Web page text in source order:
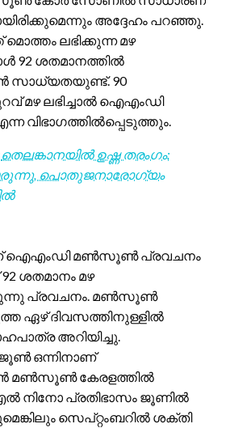
അദ്ദേഹം പറഞ്ഞു.
ലഭിക്കുന്ന മഴ
92 ശതമാനത്തിൽ
സാധ്യതയുണ്ട്. 90
മഴ ലഭിച്ചാൽ ഐഎംഡി
വിഭാഗത്തിൽപ്പെടുത്തും.
തെലങ്കാനയിൽ ഉഷ്ണ തരംഗം:
പൊതുജനാരോഗ്യം
ഐഎംഡി മൺസൂൺ പ്രവചനം
ശതമാനം മഴ
പ്രവചനം. മൺസൂൺ
ഏഴ് ദിവസത്തിനുള്ളിൽ
അറിയിച്ചു.
ഒന്നിനാണ്
മൺസൂൺ കേരളത്തിൽ
നിനോ പ്രതിഭാസം ജൂണിൽ
സെപ്റ്റംബറിൽ ശക്തി